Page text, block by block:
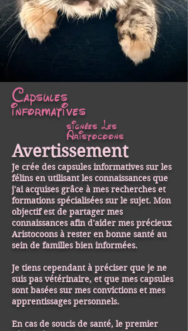
Capsules
informatives
signées Les
Aristocoons
Avertissement
Je crée des capsules informatives sur les
félins en utilisant les connaissances que
j'ai acquises grâce à mes recherches et
formations spécialisées sur le sujet. Mon
objectif est de partager mes
connaissances afin d'aider mes précieux
Aristocoons à rester en bonne santé au
sein de familles bien informées.
Je tiens cependant à préciser que je ne
suis pas vétérinaire, et que mes capsules
sont basées sur mes convictions et mes
apprentissages personnels.
En cas de soucis de santé, le premier